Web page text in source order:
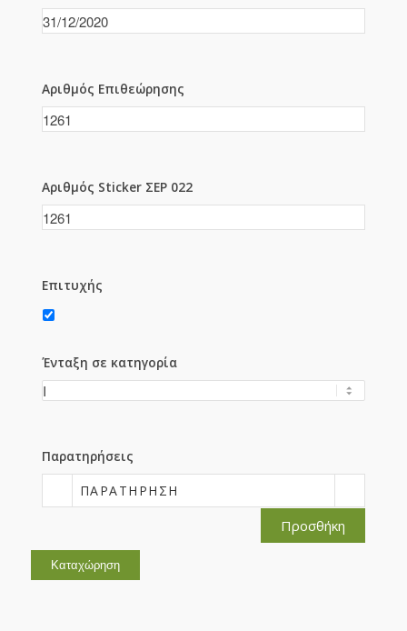
Αριθμός Επιθεώρησης
Αριθμός Sticker ΣΕΡ 022
Επιτυχής
Ένταξη σε κατηγορία
Παρατηρήσεις
ΠΑΡΑΤΉΡΗΣΗ
Προσθήκη